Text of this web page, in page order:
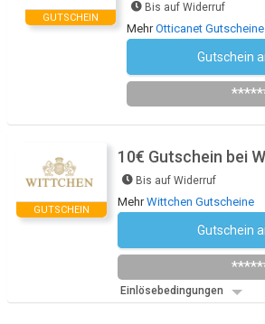
GUTSCHEIN
Bis auf Widerruf
MehrOtticanet Gutscheine
Gutschein
GUTSCHEIN
10€ Gutschein bei
Bis auf Widerruf
MehrWittchen Gutscheine
Gutschein
Einlösebedingungen